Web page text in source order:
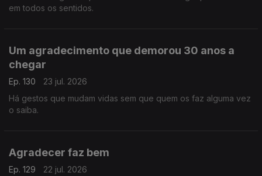
em todos os sentidos.
Um agradecimento que demorou 30 anos a
chegar
Ep. 130
23 jul. 2026
Há gestos que mudam vidas sem que quem os faz alguma vez
o saiba.
Agradecer faz bem
Ep. 129
22 jul. 2026